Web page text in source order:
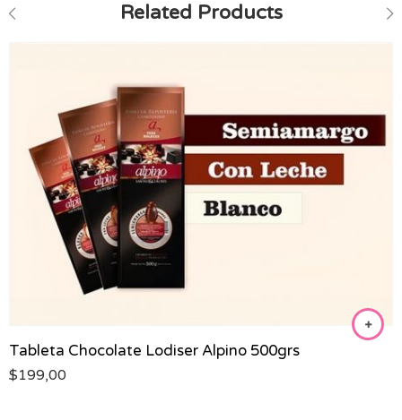
Related Products
Semi Amargo
Con Leche
Tableta Chocolate Lodiser Alpino 500grs
$199,00